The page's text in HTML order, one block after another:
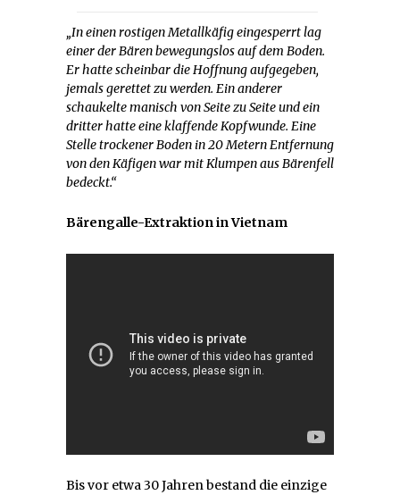
„In einen rostigen Metallkäfig eingesperrt lag
einer der Bären bewegungslos auf dem Boden.
Er hatte scheinbar die Hoffnung aufgegeben,
jemals gerettet zu werden. Ein anderer
schaukelte manisch von Seite zu Seite und ein
dritter hatte eine klaffende Kopfwunde. Eine
Stelle trockener Boden in 20 Metern Entfernung
von den Käfigen war mit Klumpen aus Bärenfell
bedeckt.“
Bärengalle-Extraktion in Vietnam
Bis vor etwa 30 Jahren bestand die einzige